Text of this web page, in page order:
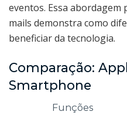
eventos. Essa abordagem
mails demonstra como
beneficiar da tecnologia.
Comparação:
Smartphone
Funções